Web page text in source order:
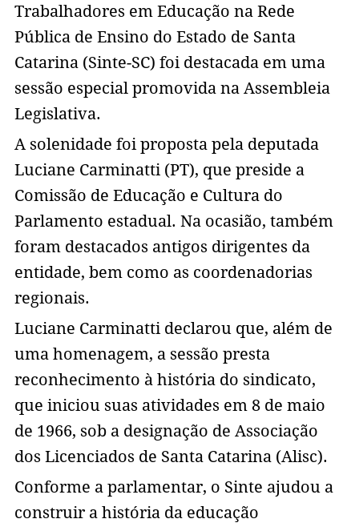
Trabalhadores em Educação na Rede
Pública de Ensino do Estado de Santa
Catarina (Sinte-SC) foi destacada em uma
sessão especial promovida na Assembleia
Legislativa.
A solenidade foi proposta pela deputada
Luciane Carminatti (PT), que preside a
Comissão de Educação e Cultura do
Parlamento estadual. Na ocasião, também
foram destacados antigos dirigentes da
entidade, bem como as coordenadorias
regionais.
Luciane Carminatti declarou que, além de
uma homenagem, a sessão presta
reconhecimento à história do sindicato,
que iniciou suas atividades em 8 de maio
de 1966, sob a designação de Associação
dos Licenciados de Santa Catarina (Alisc).
Conforme a parlamentar, o Sinte ajudou a
construir a história da educação